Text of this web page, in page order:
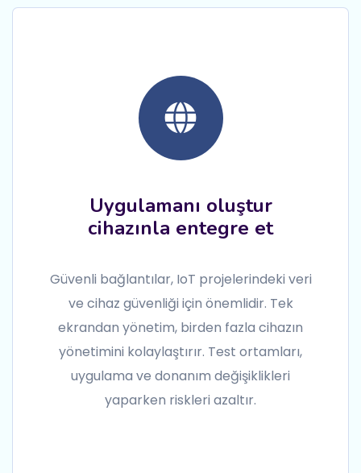
Uygulamanı oluştur
cihazınla entegre et
Güvenli bağlantılar, IoT projelerindeki veri
ve cihaz güvenliği için önemlidir. Tek
ekrandan yönetim, birden fazla cihazın
yönetimini kolaylaştırır. Test ortamları,
uygulama ve donanım değişiklikleri
yaparken riskleri azaltır.